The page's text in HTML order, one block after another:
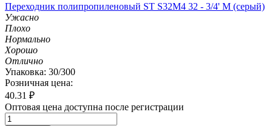
Переходник полипропиленовый ST S32M4 32 - 3/4' M (серый)
Ужасно
Плохо
Нормально
Хорошо
Отлично
Упаковка: 30/300
Розничная цена:
40.31 ₽
Оптовая цена доступна после регистрации